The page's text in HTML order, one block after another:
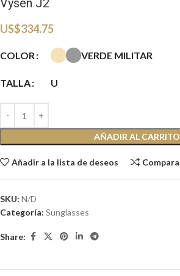
Vysen J2
US$334.75
COLOR VERDE MILITAR
TALLA U
AÑADIR AL CARRITO
Añadir a la lista de deseos Compara
SKU: N/D
Categoría: Sunglasses
Share: